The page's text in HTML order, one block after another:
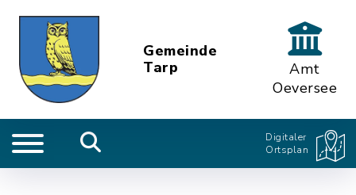
Gemeinde
Tarp
Amt
Oeversee
Digitaler
Ortsplan